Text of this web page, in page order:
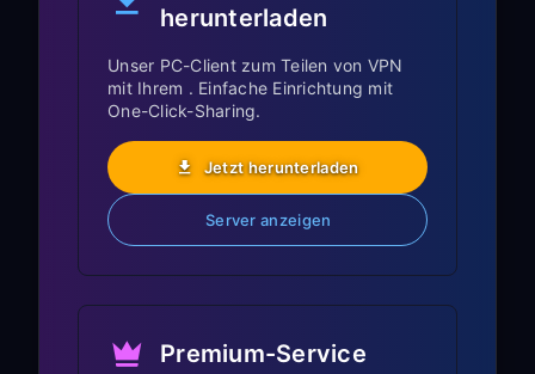
Roku OS-Integration:
Volle Roku OS-Funktionalität bleibt mit
VPN-Verbindung erhalten
Einfache Navigation mit der
Fernbedienung funktioniert normal
Die Roku-Oberfläche und
Empfehlungen passen sich dem VPN-
Standort an
Fernbedienungen) funktioniert über
herunterladen
Unser PC-Client zum Teilen von VPN
mit Ihrem . Einfache Einrichtung mit
One-Click-Sharing.
Jetzt herunterladen
Server anzeigen
Premium-Service